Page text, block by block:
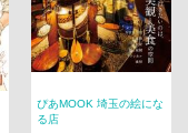
ぴあMOOK 埼玉の絵にな
る店